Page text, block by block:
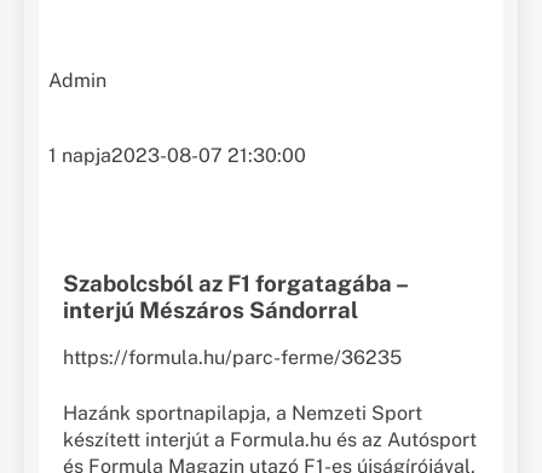
Admin
1 napja2023-08-07 21:30:00
Szabolcsból az F1 forgatagába –
interjú Mészáros Sándorral
https://formula.hu/parc-ferme/36235
Hazánk sportnapilapja, a Nemzeti Sport
készített interjút a Formula.hu és az Autósport
és Formula Magazin utazó F1-es újságírójával,